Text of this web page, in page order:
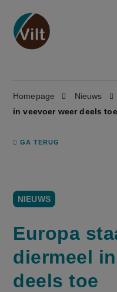
Homepage Nieuws
in veevoer weer deels toe
GA TERUG
NIEUWS
Europa
diermeel
deels toe